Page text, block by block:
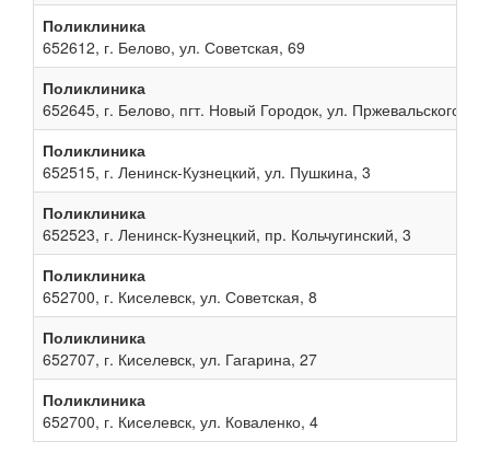
Поликлиника
652612, г. Белово, ул. Советская, 69
Поликлиника
652645, г. Белово, пгт. Новый Городок, ул. Пржевальского, 13
Поликлиника
652515, г. Ленинск-Кузнецкий, ул. Пушкина, 3
Поликлиника
652523, г. Ленинск-Кузнецкий, пр. Кольчугинский, 3
Поликлиника
652700, г. Киселевск, ул. Советская, 8
Поликлиника
652707, г. Киселевск, ул. Гагарина, 27
Поликлиника
652700, г. Киселевск, ул. Коваленко, 4